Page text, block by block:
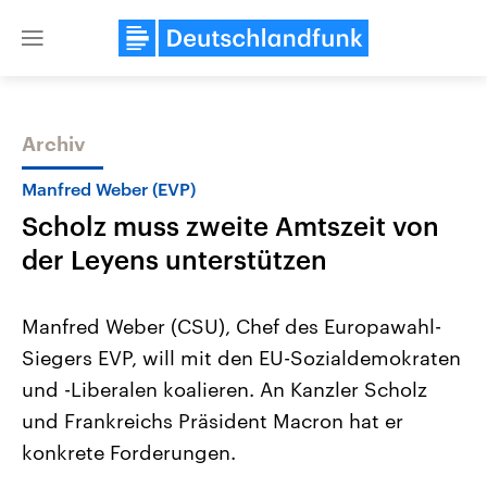
Close
Themen
Landtagswahl Sachsen-Anhalt
2026
Alle Informationen
Sachsen-Anhalt wählt am 6.
September 2026 einen neuen
Landtag. Seit 2021 wird das
USA
Aktuelle Beiträge,
Hintergründe
Wirtschaftlich und
Archiv
Manfred Weber (EVP)
Scholz muss zweite Amtszeit von
der Leyens unterstützen
Manfred Weber (CSU), Chef des Europawahl-
Siegers EVP, will mit den EU-Sozialdemokraten
und -Liberalen koalieren. An Kanzler Scholz
und Frankreichs Präsident Macron hat er
konkrete Forderungen.